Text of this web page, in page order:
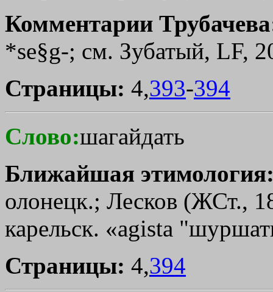
Комментарии
*se§g-; см. Зубатый, LF,
Страницы: 4,393-394
Слово:шагайдать
Ближайшая
олонецк.; Лесков (ЖСт.,
карельск. «agista
Страницы: 4,394